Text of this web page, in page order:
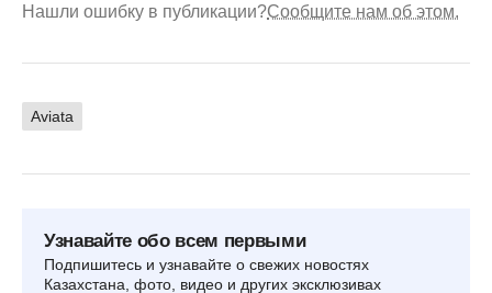
Нашли ошибку в публикации?Сообщите нам об этом.
Aviata
Узнавайте обо всем первыми
Подпишитесь и узнавайте о свежих новостях
Казахстана, фото, видео и других эксклюзивах